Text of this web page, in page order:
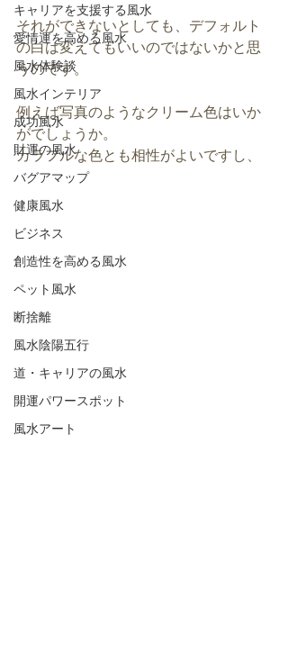
キャリアを支援する風水
愛情運を高める風水
風水体験談
風水インテリア
成功風水
財運の風水
バグアマップ
健康風水
ビジネス
創造性を高める風水
ペット風水
断捨離
風水陰陽五行
道・キャリアの風水
開運パワースポット
風水アート
それができないとしても、デフォルト
の白は変えてもいいのではないかと思
うのです。
例えば写真のようなクリーム色はいか
がでしょうか。
カラフルな色とも相性がよいですし、